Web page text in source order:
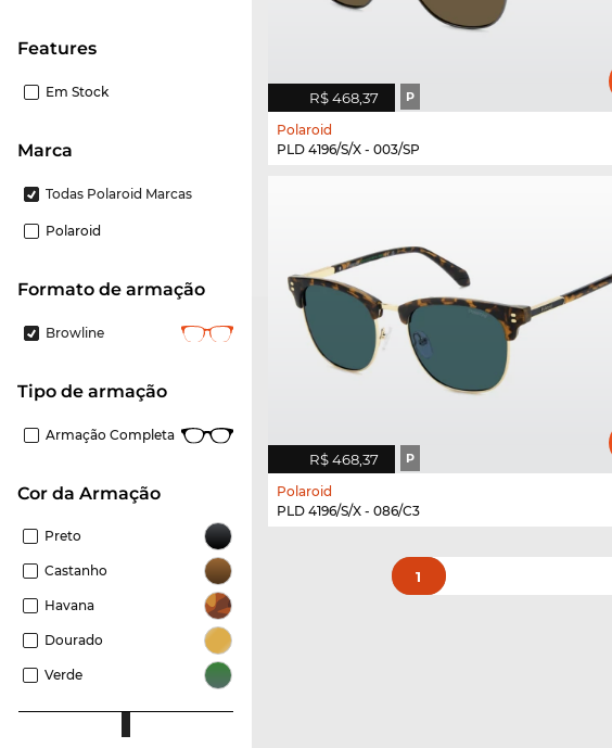
Features
Em Stock
Marca
Todas Polaroid Marcas
Polaroid
Formato de armação
Browline
Tipo de armação
Armação Completa
Cor da Armação
Preto
Castanho
Havana
Dourado
Verde
R$ 468,37 P
Polaroid
PLD 4196/S/X - 003/SP
R$ 468,37 P
Polaroid
PLD 4196/S/X - 086/C3
1